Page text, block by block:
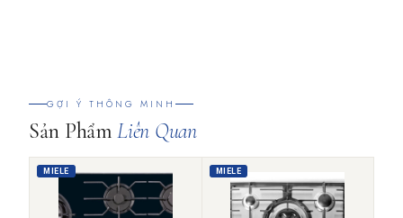
GỢI Ý THÔNG MINH
Sản PhẩmLiên Quan
MIELE MIELE